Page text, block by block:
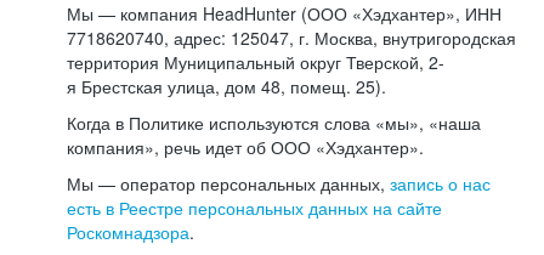
Мы — компания HeadHunter (ООО «Хэдхантер», ИНН
7718620740, адрес: 125047, г. Москва, внутригородская
территория Муниципальный округ Тверской, 2-
я Брестская улица, дом 48, помещ. 25).
Когда в Политике используются слова «мы», «наша
компания», речь идет об ООО «Хэдхантер».
Мы — оператор персональных данных, запись о нас
есть в Реестре персональных данных на сайте
Роскомнадзора.